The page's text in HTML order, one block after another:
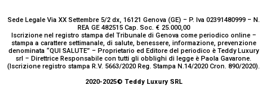
Sede Legale Via XX Settembre 5/2 dx, 16121 Genova (GE) – P. Iva 02391480999 – N.
REA GE 482515 Cap. Soc. € 25.000,00
Iscrizione nel registro stampa del Tribunale di Genova come periodico online –
stampa a carattere settimanale, di salute, benessere, informazione, prevenzione
denominata “QUI SALUTE” – Proprietario ed Editore del periodico è Teddy Luxury
srl – Direttrice Responsabile con tutti gli obblighi di legge è Paola Gavarone.
(Iscrizione registro stampa R.V. 5663/2020 Reg. Stampa N.14/2020 Cron. 890/2020).
2020-2025© Teddy Luxury SRL